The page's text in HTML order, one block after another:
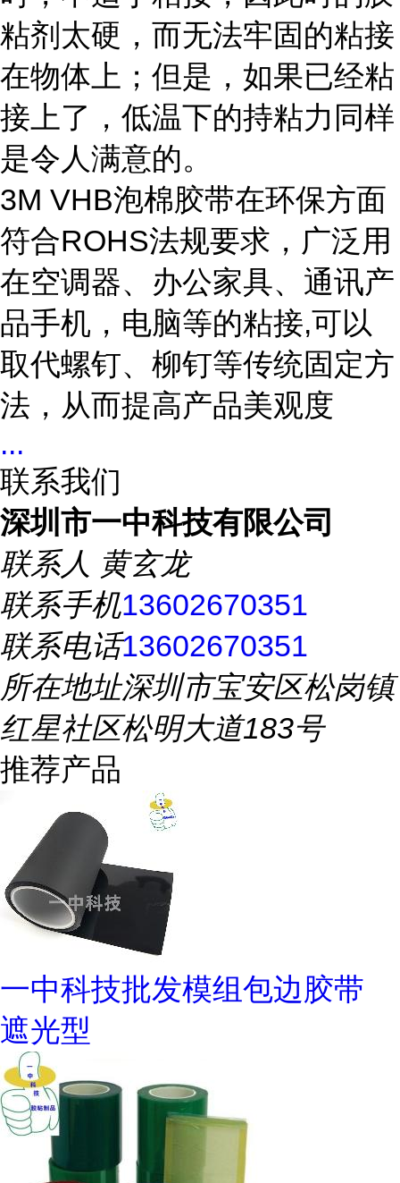
粘剂太硬，而无法牢固的粘接
在物体上；但是，如果已经粘
接上了，低温下的持粘力同样
是令人满意的。
3M VHB泡棉胶带在环保方面
符合ROHS法规要求，广泛用
在空调器、办公家具、通讯产
品手机，电脑等的粘接,可以
取代螺钉、柳钉等传统固定方
法，从而提高产品美观度
...
联系我们
深圳市一中科技有限公司
联系人 黄玄龙
联系手机13602670351
联系电话13602670351
所在地址深圳市宝安区松岗镇
红星社区松明大道183号
推荐产品
一中科技批发模组包边胶带
遮光型